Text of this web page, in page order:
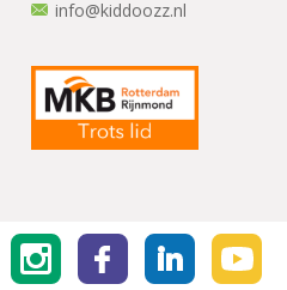
info@kiddoozz.nl